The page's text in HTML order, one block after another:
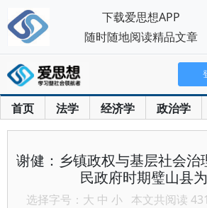
首页 法学 经济学 政治学
谢健：乡镇政权与基层社会
民政府时期璧山县
选择字号： 大 中 小 本文共阅读
下载爱思想APP
随时随地阅读精品文章